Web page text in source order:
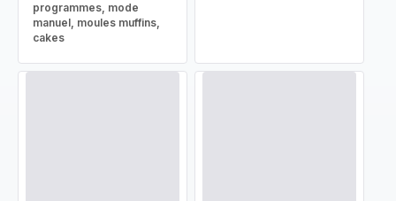
programmes, mode
manuel, moules muffins,
cakes